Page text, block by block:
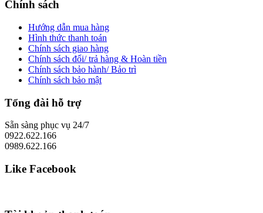
Chính sách
Hướng dẫn mua hàng
Hình thức thanh toán
Chính sách giao hàng
Chính sách đổi/ trả hàng & Hoàn tiền
Chính sách bảo hành/ Bảo trì
Chính sách bảo mật
Tổng đài hỗ trợ
Sẵn sàng phục vụ 24/7
0922.622.166
0989.622.166
Like Facebook